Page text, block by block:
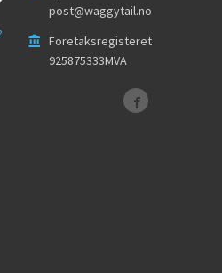
post@waggytail.no
Foretaksregisteret
925875333MVA